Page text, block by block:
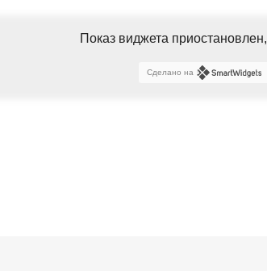
Показ виджета приостановлен,
Сделано на